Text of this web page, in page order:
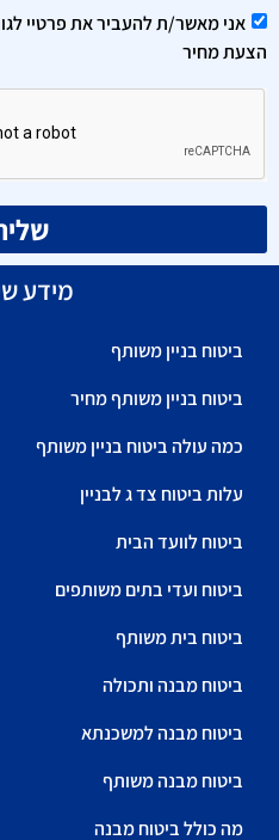
אני מאשר/ת להעביר את פרטיי
הצעת מחיר
מידע
ביטוח בניין משותף
ביטוח בניין משותף מחיר
כמה עולה ביטוח בניין משותף
עלות ביטוח צד ג לבניין
ביטוח לוועד הבית
ביטוח ועדי בתים משותפים
ביטוח בית משותף
ביטוח מבנה ותכולה
ביטוח מבנה למשכנתא
ביטוח מבנה משותף
מה כולל ביטוח מבנה